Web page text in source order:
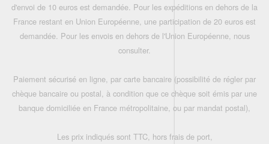
d'envoi de 10 euros est demandée. Pour les expéditions en dehors de la
France restant en Union Européenne, une participation de 20 euros est
demandée. Pour les envois en dehors de l'Union Européenne, nous
consulter.
Paiement sécurisé en ligne, par carte bancaire (possibilité de régler par
chèque bancaire ou postal, à condition que ce chèque soit émis par une
banque domiciliée en France métropolitaine, ou par mandat postal),
Les prix indiqués sont TTC, hors frais de port,